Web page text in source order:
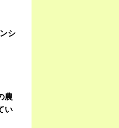
シ
農
い